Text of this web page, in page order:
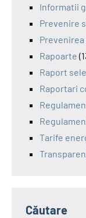
Informatii
Prevenire
Rapoarte
Raport
Raportari
Tarife
Căutare